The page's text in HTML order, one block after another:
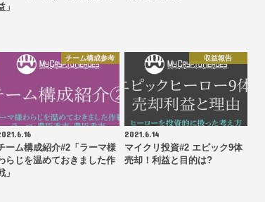
」
チーム構成参考
ーム構成紹介#2「ラーマ様
らじを温めておきました作
」
収益報告
2021.6.14
マイクリ投資#2 エピック9体
売却！利益と目的は?